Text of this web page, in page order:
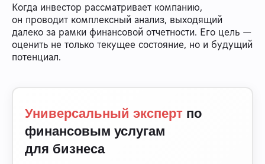
Когда инвестор рассматривает компанию,
он проводит комплексный анализ, выходящий
далеко за рамки финансовой отчетности. Его цель —
оценить не только текущее состояние, но и будущий
потенциал.
Универсальный эксперт по
финансовым услугам
для бизнеса